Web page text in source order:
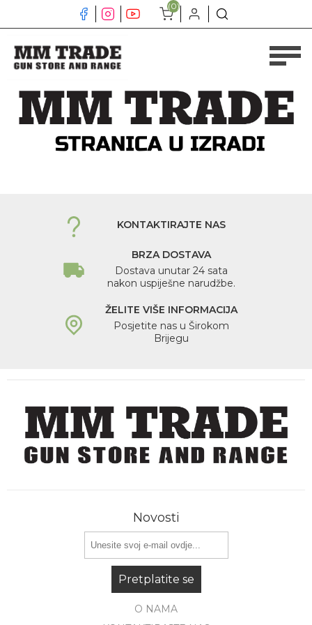
(0)
KONTAKTIRAJTE NAS
BRZA DOSTAVA
Dostava unutar 24 sata
nakon uspiješne narudžbe.
ŽELITE VIŠE INFORMACIJA
Posjetite nas u Širokom
Brijegu
Novosti
Pretplatite se
O NAMA